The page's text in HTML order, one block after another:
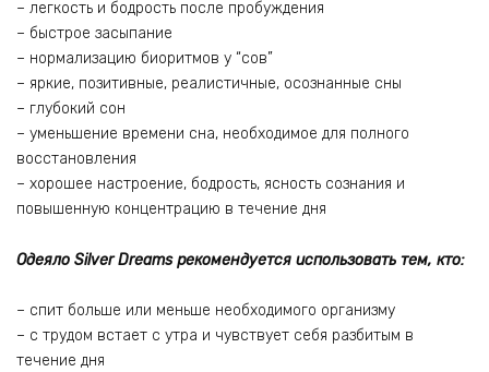
– легкость и бодрость после пробуждения
– быстрое засыпание
– нормализацию биоритмов у “сов”
– яркие, позитивные, реалистичные, осознанные сны
– глубокий сон
– уменьшение времени сна, необходимое для полного
восстановления
– хорошее настроение, бодрость, ясность сознания и
повышенную концентрацию в течение дня
Одеяло Silver Dreams рекомендуется использовать тем, кто:
– спит больше или меньше необходимого организму
– с трудом встает с утра и чувствует себя разбитым в
течение дня